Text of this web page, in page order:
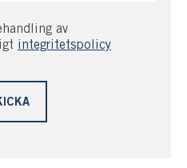
av
integritetspolicy